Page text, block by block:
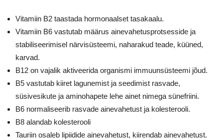
Vitamiin B2 taastada hormonaalset tasakaalu.
Vitamiin B6 vastutab määrus ainevahetusprotsesside ja
stabiliseerimisel närvisüsteemi, naharakud teade, küüned,
karvad.
B12 on vajalik aktiveerida organismi immuunsüsteemi jõud.
B5 vastutab kiiret lagunemist ja seedimist rasvade,
süsivesikute ja aminohapete lehe ainet nimega sünefriini.
B6 normaliseerib rasvade ainevahetust ja kolesterooli.
B8 alandab kolesterooli
Tauriin osaleb lipiidide ainevahetust, kiirendab ainevahetust.